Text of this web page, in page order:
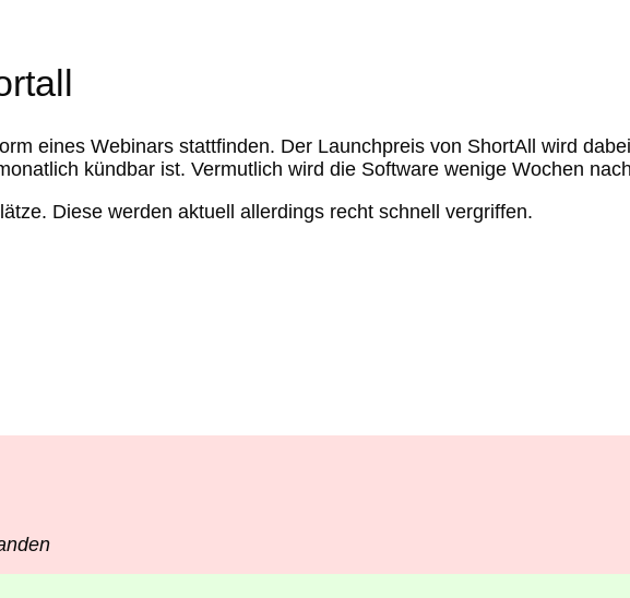
eines Webinars stattfinden. Der Launchpreis von ShortAll wird
kündbar ist. Vermutlich wird die Software wenige Wochen
Diese werden aktuell allerdings recht schnell vergriffen.